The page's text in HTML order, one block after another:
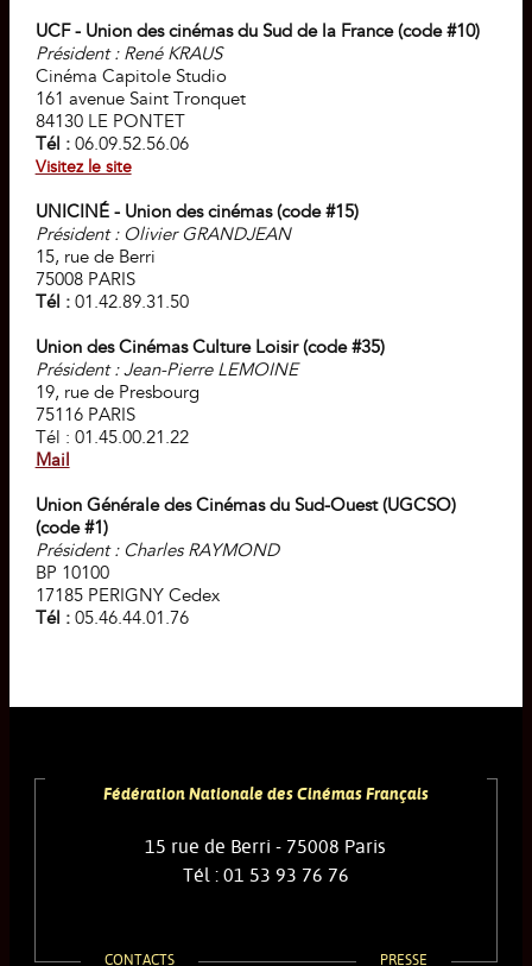
UCF - Union des cinémas du Sud de la France (code #10)
Président : René KRAUS
Cinéma Capitole Studio
161 avenue Saint Tronquet
84130 LE PONTET
Tél :06.09.52.56.06
Visitez le site
UNICINÉ - Union des cinémas (code #15)
Président : Olivier GRANDJEAN
15, rue de Berri
75008 PARIS
Tél :01.42.89.31.50
Union des Cinémas Culture Loisir (code #35)
Président : Jean-Pierre LEMOINE
19, rue de Presbourg
75116 PARIS
Tél : 01.45.00.21.22
Mail
Union Générale des Cinémas du Sud-Ouest (UGCSO)
(code #1)
Président : Charles RAYMOND
BP 10100
17185 PERIGNY Cedex
Tél :05.46.44.01.76
Fédération Nationale des Cinémas Français
15 rue de Berri - 75008 Paris
Tél : 01 53 93 76 76
CONTACTS PRESSE